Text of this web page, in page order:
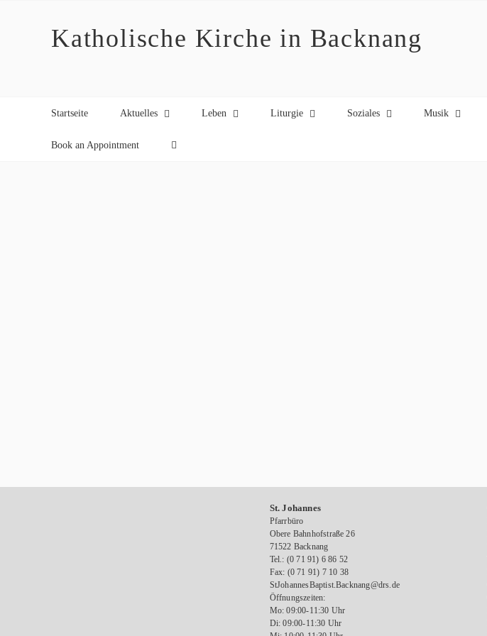
Katholische Kirche in Backnang
Startseite Aktuelles Leben Liturgie Soziales Musik
Book an Appointment
St. Johannes
Pfarrbüro
Obere Bahnhofstraße 26
71522 Backnang
Tel.: (0 71 91) 6 86 52
Fax: (0 71 91) 7 10 38
StJohannesBaptist.Backnang@drs.de
Öffnungszeiten:
Mo: 09:00-11:30 Uhr
Di: 09:00-11:30 Uhr